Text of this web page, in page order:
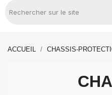
ACCUEIL CHASSIS-